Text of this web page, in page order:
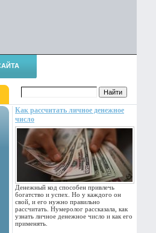
Как рассчитать личное денежное
число
Денежный код способен привлечь
богатство и успех. Но у каждого он
свой, и его нужно правильно
рассчитать. Нумеролог рассказала, как
узнать личное денежное число и как его
применять.